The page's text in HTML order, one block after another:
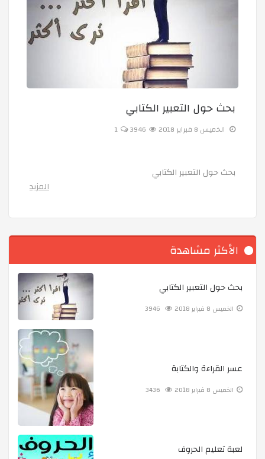
بحث حول التعبير الكتابي
الخميس 8 فبراير 2018 3946
1
بحث حول التعبير الكتابي
المزيد
الأكثر مشاهدة
بحث حول التعبير الكتابي
الخميس 8 فبراير 2018
عسر القراءة والكتابة
الخميس 8 فبراير 2018
لعبة تعليم الحروف